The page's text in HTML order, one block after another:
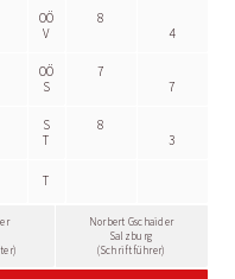
OÖ
V
8
4
OÖ
S
7
7
S
T
8
3
T
Norbert Gschaider
Salzburg
(Schriftführer)